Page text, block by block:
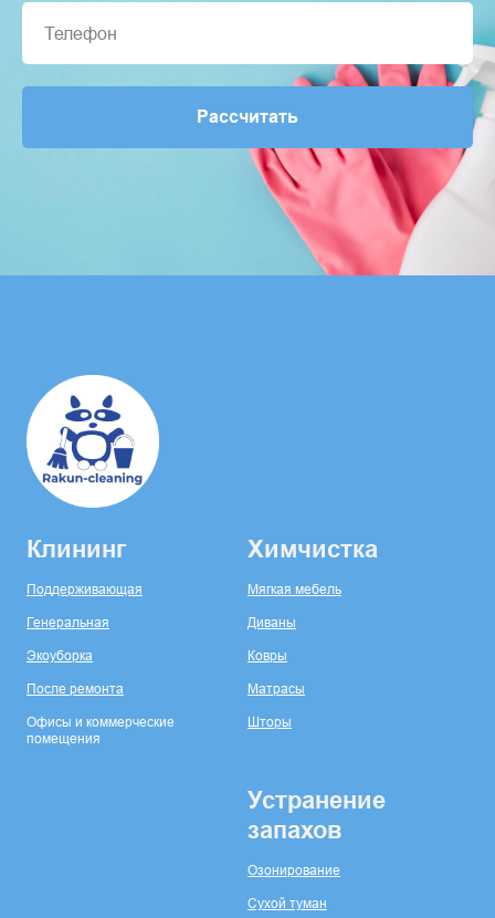
Телефон
Рассчитать
Клининг
Поддерживающая
Генеральная
Экоуборка
После ремонта
Офисы и коммерческие
помещения
Химчистка
Мягкая мебель
Диваны
Ковры
Матрасы
Шторы
Устранение
запахов
Озонирование
Сухой туман